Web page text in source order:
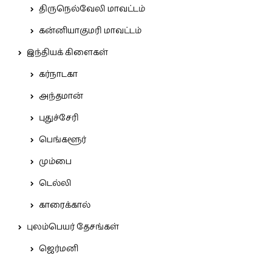
திருநெல்வேலி மாவட்டம்
கன்னியாகுமரி மாவட்டம்
இந்தியக் கிளைகள்
கர்நாடகா
அந்தமான்
புதுச்சேரி
பெங்களூர்
மும்பை
டெல்லி
காரைக்கால்
புலம்பெயர் தேசங்கள்
ஜெர்மனி